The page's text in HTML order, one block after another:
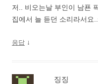
저.. 비오는날 부인이 남푠
집에서 늘 듣던 소리라서요
응답 ↓
징징